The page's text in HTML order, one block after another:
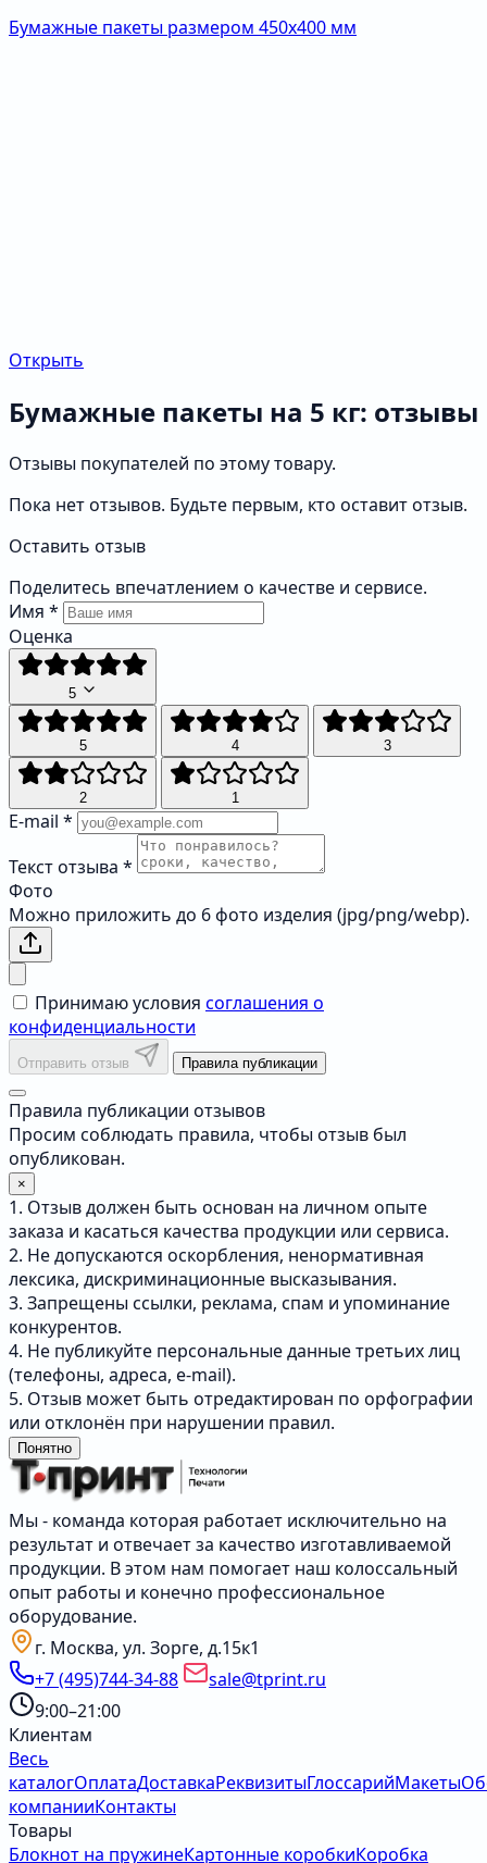
Бумажные пакеты размером 450х400 мм
Открыть
Бумажные пакеты на 5 кг: отзывы
Отзывы покупателей по этому товару.
Пока нет отзывов. Будьте первым, кто оставит отзыв.
Оставить отзыв
Поделитесь впечатлением о качестве и сервисе.
Имя *
Оценка
5
5 4 3
2 1
E-mail *
Текст отзыва *
Фото
Можно приложить до 6 фото изделия (jpg/png/webp).
Принимаю условия соглашения о
конфиденциальности
Отправить отзыв Правила публикации
Правила публикации отзывов
Просим соблюдать правила, чтобы отзыв был
опубликован.
×
1. Отзыв должен быть основан на личном опыте
заказа и касаться качества продукции или сервиса.
2. Не допускаются оскорбления, ненормативная
лексика, дискриминационные высказывания.
3. Запрещены ссылки, реклама, спам и упоминание
конкурентов.
4. Не публикуйте персональные данные третьих лиц
(телефоны, адреса, e-mail).
5. Отзыв может быть отредактирован по орфографии
или отклонён при нарушении правил.
Понятно
Мы - команда которая работает исключительно на
результат и отвечает за качество изготавливаемой
продукции. В этом нам помогает наш колоссальный
опыт работы и конечно профессиональное
оборудование.
г. Москва, ул. Зорге, д.15к1
+7 (495)744-34-88
sale@tprint.ru
9:00–21:00
Клиентам
Весь
каталогОплатаДоставкаРеквизитыГлоссарийМакеты
компанииКонтакты
Товары
Блокнот на пружинеКартонные коробкиКоробка